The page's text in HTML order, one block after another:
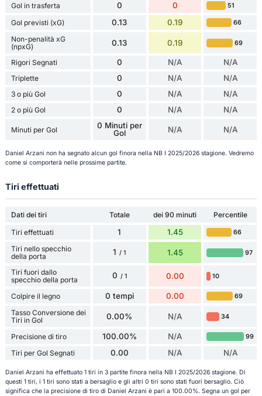
Gol in trasferta 0 0 51
Gol previsti (xG) 0.13 0.19 66
Non-penalità xG
(npxG)
0.13 0.19 69
Rigori Segnati 0 N/A N/A
Triplette 0 N/A N/A
3 o più Gol 0 N/A N/A
2 o più Gol 0 N/A N/A
Minuti per Gol
0 Minuti per
Gol
N/A N/A
Daniel Arzani non ha segnato alcun gol finora nella NB I 2025/2026 stagione. Vedremo
come si comporterà nelle prossime partite.
Tiri effettuati
Dati dei tiri Totale dei 90 minuti
Percentile
Tiri effettuati
1 1.45 66
Tiri nello specchio
della porta
1 / 1 1.45 97
Tiri fuori dallo
specchio della porta
0 / 1 0.00 10
Colpire il legno 0 tempi 0.00 69
Tasso Conversione dei
Tiri in Gol
0.00% N/A 34
Precisione di tiro 100.00% N/A 99
Tiri per Gol Segnati 0.00 N/A N/A
Daniel Arzani ha effettuato 1 tiri in 3 partite finora nella NB I 2025/2026 stagione. Di
questi 1 tiri, i 1 tiri sono stati a bersaglio e gli altri 0 tiri sono stati fuori bersaglio. Ciò
significa che la precisione di tiro di Daniel Arzani è pari a 100.00%. Segna un gol per